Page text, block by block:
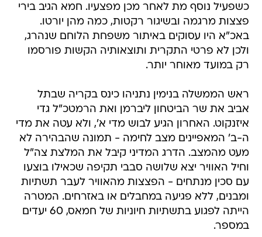
כשפעיל נוסף מת לאחר מכן מפצעיו. חמא הגיב בירי
פצצות מרגמה ובשיגור רקטות, כמה מהן יורטו.
באכ"א היו עסוקים באיתור משפחת הלוחם שנהרג,
ולכן לא פרטי התקרית ותוצאותיה הקשות פורסמו
רק במועד מאוחר יותר.
ראש הממשלה בנימין נתניהו כינס בקריה שבתל
אביב את שר הביטחון ליברמן ואת הרמטכ"ל גדי
איזנקוט. האחרון הגיע לבוש מדי א', ולא עטה את מדי
ה-ב' המאפיינים מצב לחימה - תמונה שהבהירה לא
מעט מהמצב. הדרג המדיני קיבל את המלצת צה"ל
וחיל האוויר יצא שלושה סבבי תקיפה שכאילו בוצעו
עם סכין מנתחים - הפצצות מהאוויר לעבר תשתיות
ומבנים, ללא פגיעה במחבלים או באזרחים. המטרה
הייתה לפגוע בתשתיות חיוניות של חמאס, 60 יעדים
במספר.